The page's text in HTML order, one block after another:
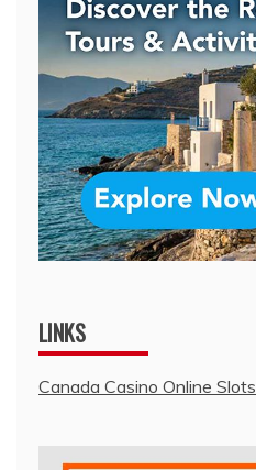
LINKS
Canada Casino Online Slots